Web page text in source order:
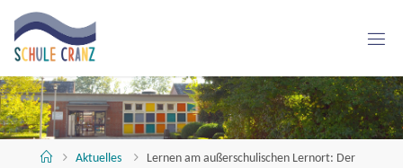
content
H
U
LE
C
R
A
HomeAktuelles
Lernen am außerschulischen Lernort: Der